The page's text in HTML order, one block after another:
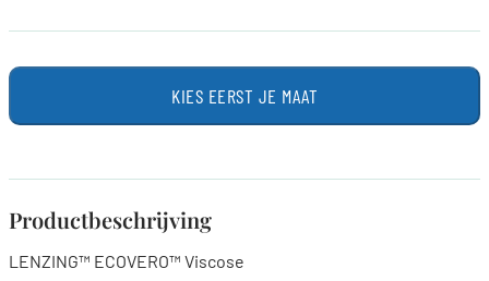
KIES EERST JE MAAT
Productbeschrijving
LENZING™ ECOVERO™ Viscose